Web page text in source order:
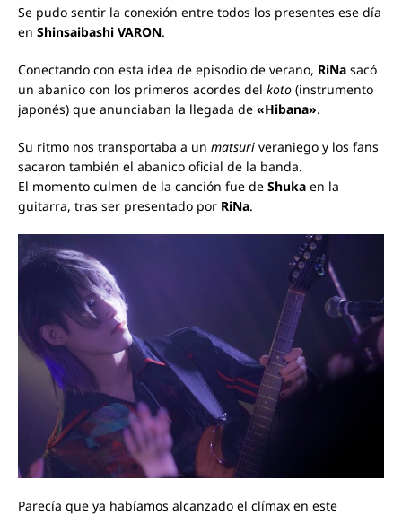
Se pudo sentir la conexión entre todos los presentes ese día
en Shinsaibashi VARON.
Conectando con esta idea de episodio de verano, RiNa sacó
un abanico con los primeros acordes del koto (instrumento
japonés) que anunciaban la llegada de «Hibana».
Su ritmo nos transportaba a un matsuri veraniego y los fans
sacaron también el abanico oficial de la banda.
El momento culmen de la canción fue de Shuka en la
guitarra, tras ser presentado por RiNa.
Parecía que ya habíamos alcanzado el clímax en este